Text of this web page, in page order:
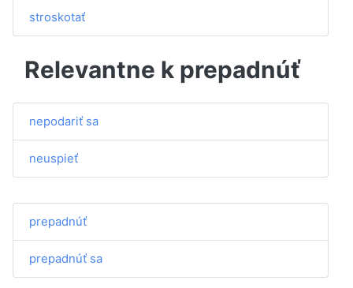
stroskotať
Relevantne k prepadnúť
nepodariť sa
neuspieť
prepadnúť
prepadnúť sa